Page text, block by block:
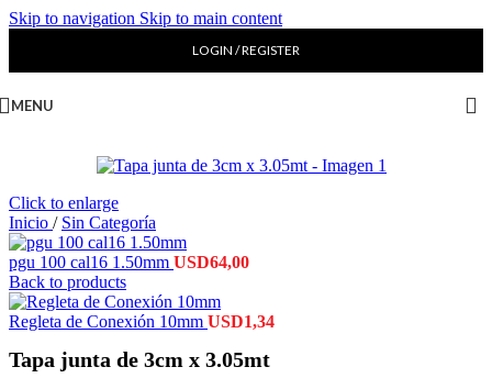
Skip to navigation Skip to main content
LOGIN / REGISTER
MENU
Click to enlarge
Inicio / Sin Categoría
pgu 100 cal16 1.50mm USD64,00
Back to products
Regleta de Conexión 10mm USD1,34
Tapa junta de 3cm x 3.05mt